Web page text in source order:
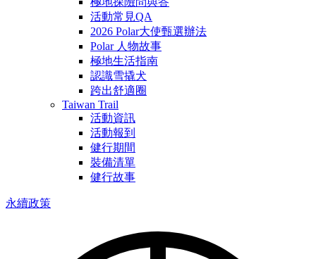
活動常見QA
2026 Polar大使甄選辦法
Polar 人物故事
極地生活指南
認識雪撬犬
跨出舒適圈
Taiwan Trail
活動資訊
活動報到
健行期間
裝備清單
健行故事
永續政策